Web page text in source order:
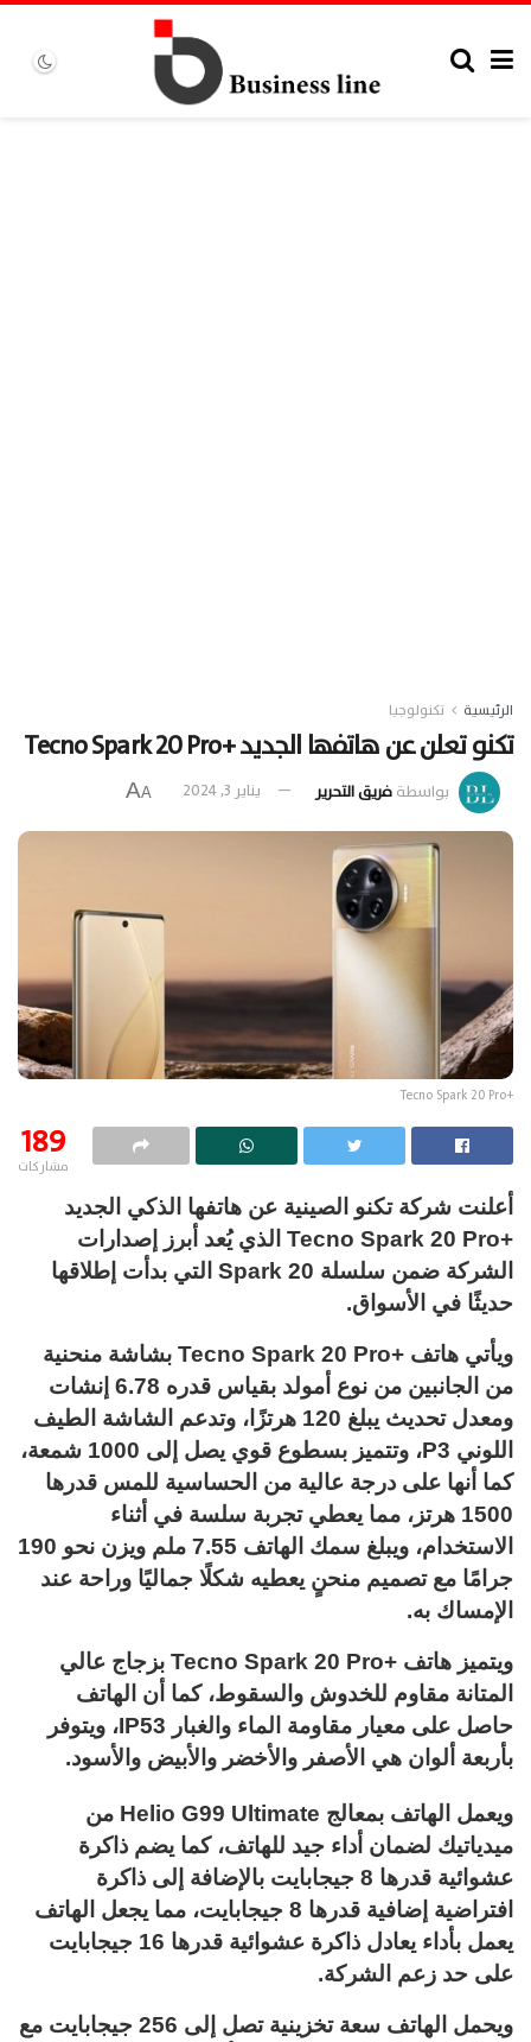
الرئيسية تكنولوجيا
تكنو تعلن عن هاتفها الجديد +Tecno Spark 20 Pro
بواسطةفريق التحرير يناير 3, 2024 A
A
+Tecno Spark 20 Pro
189
مشاركات
أعلنت شركة تكنو الصينية عن هاتفها الذكي الجديد
+Tecno Spark 20 Pro الذي يُعد أبرز إصدارات
الشركة ضمن سلسلة Spark 20 التي بدأت إطلاقها
حديثًا في الأسواق.
ويأتي هاتف +Tecno Spark 20 Pro بشاشة منحنية
من الجانبين من نوع أمولد بقياس قدره 6.78 إنشات
ومعدل تحديث يبلغ 120 هرتزًا، وتدعم الشاشة الطيف
اللوني P3، وتتميز بسطوع قوي يصل إلى 1000 شمعة،
كما أنها على درجة عالية من الحساسية للمس قدرها
1500 هرتز، مما يعطي تجربة سلسة في أثناء
الاستخدام، ويبلغ سمك الهاتف 7.55 ملم ويزن نحو 190
جرامًا مع تصميم منحنٍ يعطيه شكلًا جماليًا وراحة عند
الإمساك به.
ويتميز هاتف +Tecno Spark 20 Pro بزجاج عالي
المتانة مقاوم للخدوش والسقوط، كما أن الهاتف
حاصل على معيار مقاومة الماء والغبار IP53، ويتوفر
بأربعة ألوان هي الأصفر والأخضر والأبيض والأسود.
ويعمل الهاتف بمعالج Helio G99 Ultimate من
ميدياتيك لضمان أداء جيد للهاتف، كما يضم ذاكرة
عشوائية قدرها 8 جيجابايت بالإضافة إلى ذاكرة
افتراضية إضافية قدرها 8 جيجابايت، مما يجعل الهاتف
يعمل بأداء يعادل ذاكرة عشوائية قدرها 16 جيجابايت
على حد زعم الشركة.
ويحمل الهاتف سعة تخزينية تصل إلى 256 جيجابايت مع